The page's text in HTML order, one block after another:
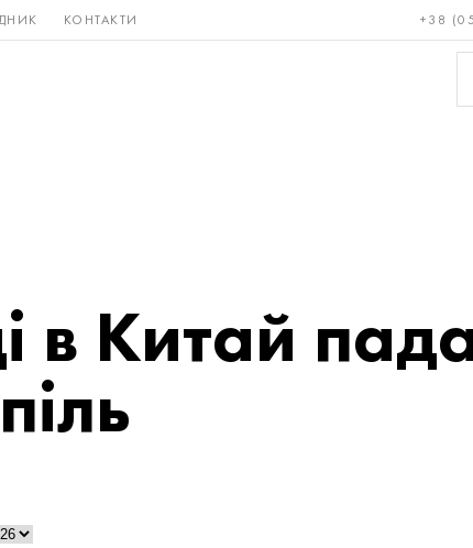
КОНТАКТИ +38
Рідкісні і Бронза, мідь,
в Китай